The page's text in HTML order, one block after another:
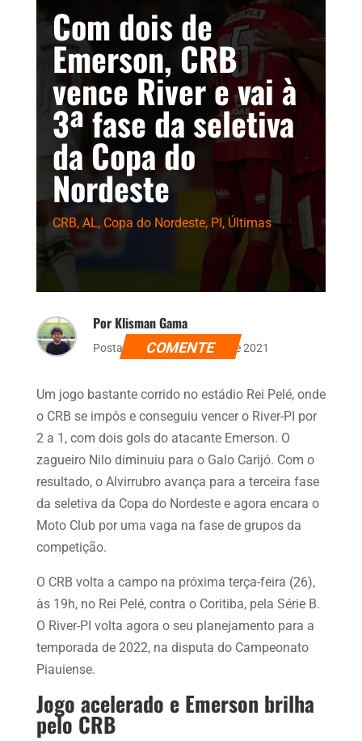
Com dois de
Emerson, CRB
vence River e vai à
3ª fase da seletiva
da Copa do
Nordeste
CRB, AL, Copa do Nordeste, PI, Últimas
Por Klisman Gama
Postado dia 21 de outubro de 2021
COMENTE
Um jogo bastante corrido no estádio Rei Pelé, onde
o CRB se impôs e conseguiu vencer o River-PI por
2 a 1, com dois gols do atacante Emerson. O
zagueiro Nilo diminuiu para o Galo Carijó. Com o
resultado, o Alvirrubro avança para a terceira fase
da seletiva da Copa do Nordeste e agora encara o
Moto Club por uma vaga na fase de grupos da
competição.
O CRB volta a campo na próxima terça-feira (26),
às 19h, no Rei Pelé, contra o Coritiba, pela Série B.
O River-PI volta agora o seu planejamento para a
temporada de 2022, na disputa do Campeonato
Piauiense.
Jogo acelerado e Emerson brilha
pelo CRB